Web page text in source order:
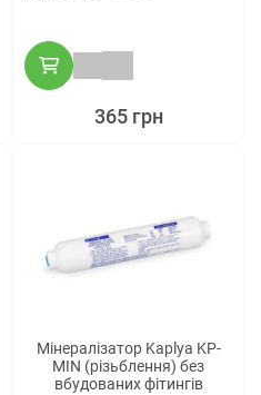
365 грн
Мінералізатор Kaplya KP-
MIN (різьблення) без
вбудованих фітингів